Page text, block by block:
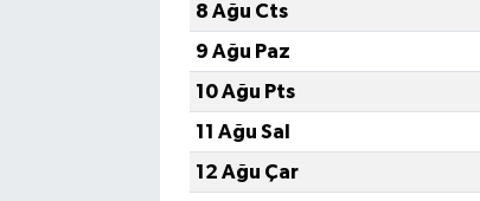
8 Ağu Cts
9 Ağu Paz
10 Ağu Pts
11 Ağu Sal
12 Ağu Çar